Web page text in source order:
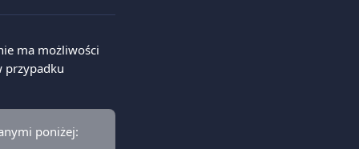
ma możliwości
przypadku
poniżej: